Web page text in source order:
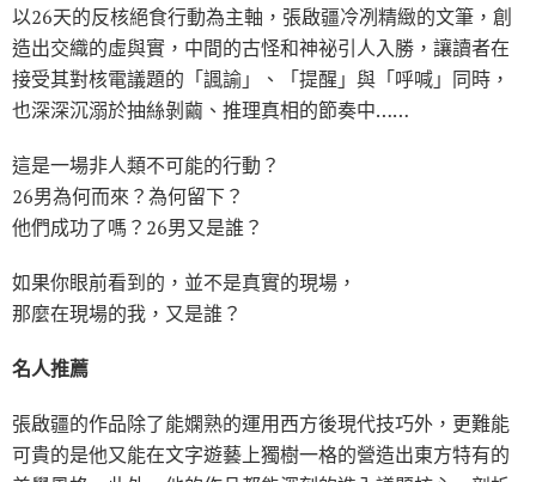
以26天的反核絕食行動為主軸，張啟疆冷冽精緻的文筆，創
造出交織的虛與實，中間的古怪和神祕引人入勝，讓讀者在
接受其對核電議題的「諷諭」、「提醒」與「呼喊」同時，
也深深沉溺於抽絲剝繭、推理真相的節奏中……
這是一場非人類不可能的行動？
26男為何而來？為何留下？
他們成功了嗎？26男又是誰？
如果你眼前看到的，並不是真實的現場，
那麼在現場的我，又是誰？
名人推薦
張啟疆的作品除了能嫻熟的運用西方後現代技巧外，更難能
可貴的是他又能在文字遊藝上獨樹一格的營造出東方特有的